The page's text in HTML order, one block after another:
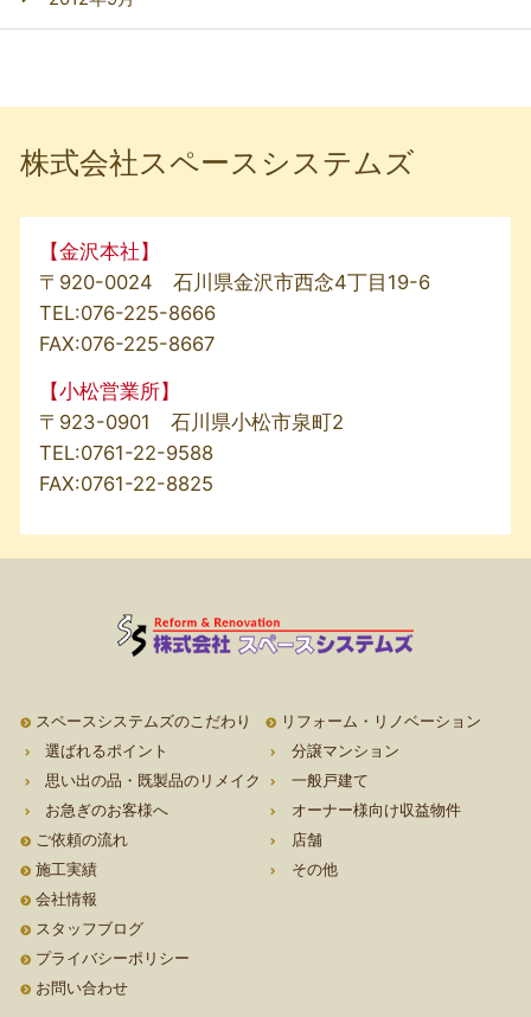
株式会社スペースシステムズ
【金沢本社】
〒920-0024 石川県金沢市西念4丁目19-6
TEL:076-225-8666
FAX:076-225-8667
【小松営業所】
〒923-0901 石川県小松市泉町2
TEL:0761-22-9588
FAX:0761-22-8825
スペースシステムズのこだわり
選ばれるポイント
思い出の品・既製品のリメイク
お急ぎのお客様へ
ご依頼の流れ
施工実績
会社情報
スタッフブログ
プライバシーポリシー
お問い合わせ
リフォーム・リノベーション
分譲マンション
一般戸建て
オーナー様向け収益物件
店舗
その他